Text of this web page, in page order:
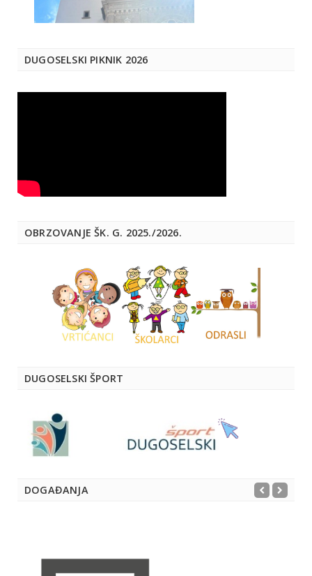
DUGOSELSKI PIKNIK 2026
OBRZOVANJE ŠK. G. 2025./2026.
DUGOSELSKI ŠPORT
DOGAĐANJA